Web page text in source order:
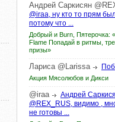
Андрей Саркисян
@iraa, ну кто то прям
потому что ...
Добрый и Burn, Пятерочка:
Flame Попадай в ритмы,
призы»
Лариса @Larissa
Акция Мясолюбов и Дикси
@iraa
Андрей
@REX_RUS, видимо ,
не готовы ...